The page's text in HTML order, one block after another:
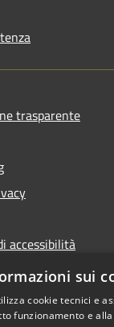
trasparente
accessibilità
2026sui
cookie tecnici e
funzionamento e